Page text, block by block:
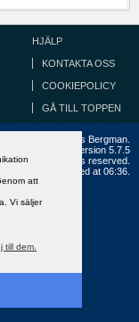
att
Vi säljer
till dem.
HJÄLP
KONTAKTA OSS
COOKIEPOLICY
GÅ TILL TOPPEN
2002 av Anders Bergman.
Version 5.7.5
vBulletin. All rights reserved.
was generated at 06:36.